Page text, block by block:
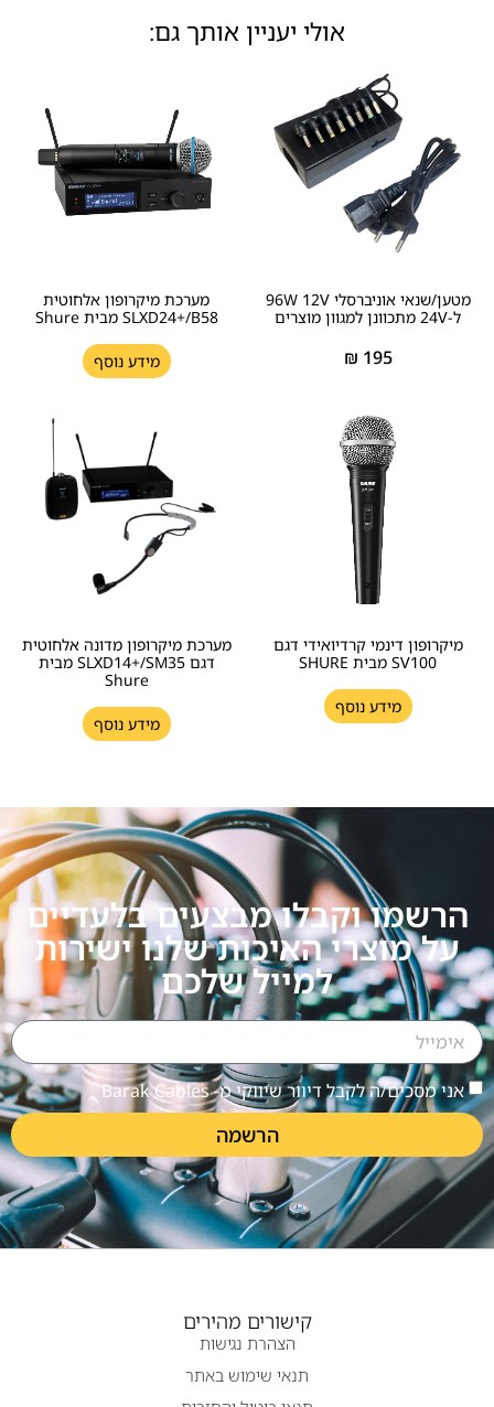
אולי יעניין אותך גם:
מטען/שנאי אוניברסלי 96W 12V
ל-24V מתכוונן למגוון מוצרים
195
₪
מערכת מיקרופון אלחוטית
SLXD24+/B58 מבית Shure
מידע נוסף
מיקרופון דינמי קרדיואידי דגם
SV100 מבית SHURE
מידע נוסף
מערכת מיקרופון מדונה אלחוטית
דגם SLXD14+/SM35 מבית
Shure
מידע נוסף
הרשמו וקבלו מבצעים בלעדיים
על מוצרי האיכות שלנו ישירות
למייל שלכם
אני מסכים/ה לקבל דיוור שיווקי מ- Barak Cables
הרשמה
קישורים מהירים
הצהרת נגישות
תנאי שימוש באתר